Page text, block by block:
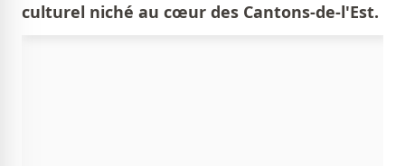
culturel niché au cœur des Cantons-de-l'Est.